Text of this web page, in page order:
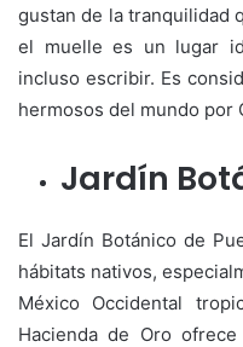
gustan de la tranquilidad
el muelle es un lugar
incluso escribir. Es
hermosos del mundo por
Jardín
El Jardín Botánico de
hábitats nativos,
México Occidental
Hacienda de Oro